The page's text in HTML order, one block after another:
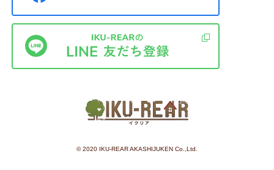
©︎ 2020 IKU-REAR AKASHIJUKEN Co.,Ltd.